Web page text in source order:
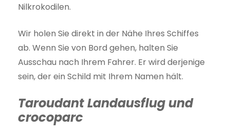
Nilkrokodilen.
Wir holen Sie direkt in der Nähe Ihres Schiffes
ab. Wenn Sie von Bord gehen, halten Sie
Ausschau nach Ihrem Fahrer. Er wird derjenige
sein, der ein Schild mit Ihrem Namen hält.
Taroudant Landausflug und
crocoparc